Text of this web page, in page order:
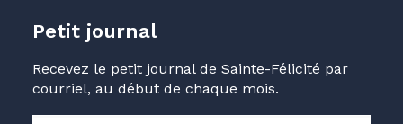
Petit journal
Recevez le petit journal de Sainte-Félicité par
courriel, au début de chaque mois.